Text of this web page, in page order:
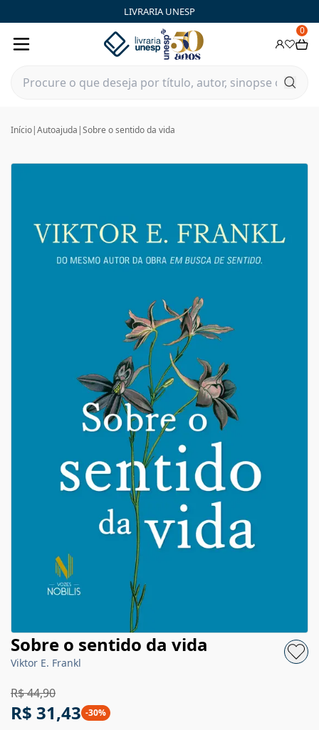
LIVRARIA UNESP
0
Início|Autoajuda |Sobre o sentido da vida
Sobre o sentido da vida
Viktor E. Frankl
R$ 44,90
R$ 31,43 -30%